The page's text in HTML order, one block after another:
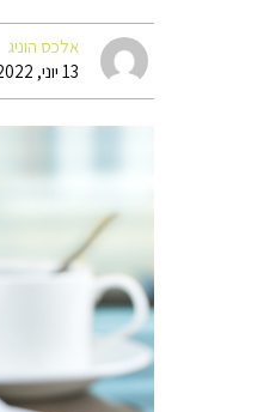
אלכס הוניג
13 יוני, 2022 10:14